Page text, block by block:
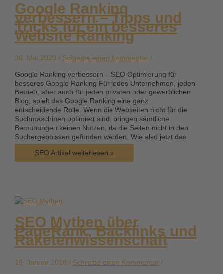
Google Ranking
verbessern – Tipps und
Tricks für ein besseres
Website Ranking
30. Mai 2020 / Schreibe einen Kommentar /
Google Ranking verbessern – SEO Optimierung für
besseres Google Ranking Für jedes Unternehmen, jeden
Betrieb, aber auch für jeden privaten oder gewerblichen
Blog, spielt das Google Ranking eine ganz
entscheidende Rolle. Wenn die Webseiten nicht für die
Suchmaschinen optimiert sind, bringen sämtliche
Bemühungen keinen Nutzen, da die Seiten nicht in den
Suchergebnissen gefunden werden. Wie also jetzt das
Google
Ranking
und
Tricks
ein
besseres
Website
SEO Artikel weiterlesen »
SEO Mythen über
PageRank, Backlinks und
Raketenwissenschaft
19. Januar 2018 / Schreibe einen Kommentar /